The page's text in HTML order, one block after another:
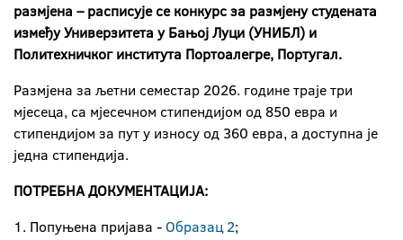
размјена – расписује се конкурс за размјену студената
између Универзитета у Бањој Луци (УНИБЛ) и
Политехничког института Портоалегре, Португал.
Размјена за љетни семестар 2026. године траје три
мјесеца, са мјесечном стипендијом од 850 евра и
стипендијом за пут у износу од 360 евра, а доступна је
једна стипендија.
ПОТРЕБНА ДОКУМЕНТАЦИЈА:
1. Попуњена пријава - Образац 2;